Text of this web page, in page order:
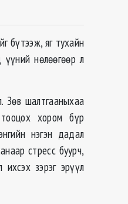
яг тухайн
нөлөөгөөр л
Зөв шалтгааныхаа
хором бүр
нэгэн дадал
стресс буурч,
зэрэг эрүүл